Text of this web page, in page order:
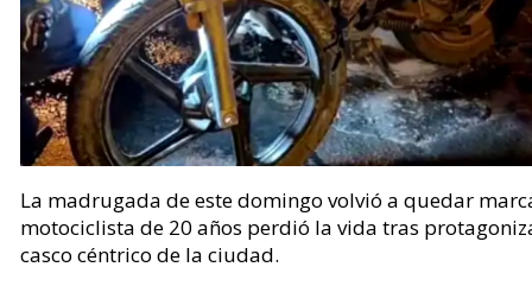
La madrugada de este domingo volvió a quedar
motociclista de 20 años perdió la vida tras
casco céntrico de la ciudad.